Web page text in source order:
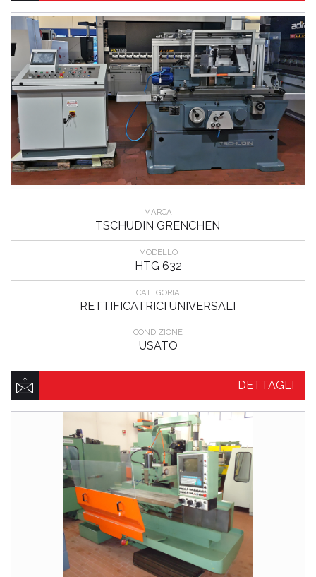
MARCA
TSCHUDIN GRENCHEN
MODELLO
HTG 632
CATEGORIA
RETTIFICATRICI UNIVERSALI
CONDIZIONE
USATO
DETTAGLI